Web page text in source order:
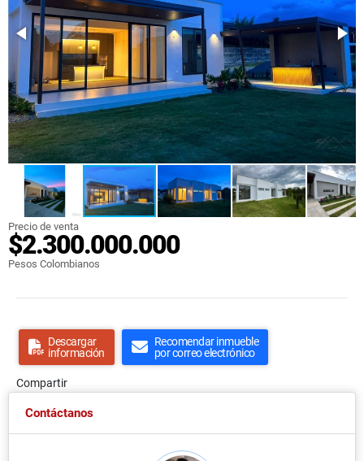
Precio de venta
$2.300.000.000
Pesos Colombianos
Descargar
información
Recomendar inmueble
por correo electrónico
Compartir
Contáctanos